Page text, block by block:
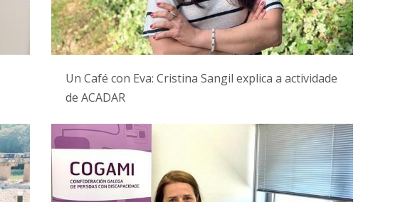
Un Café con Eva: Cristina Sangil explica a actividade
de ACADAR